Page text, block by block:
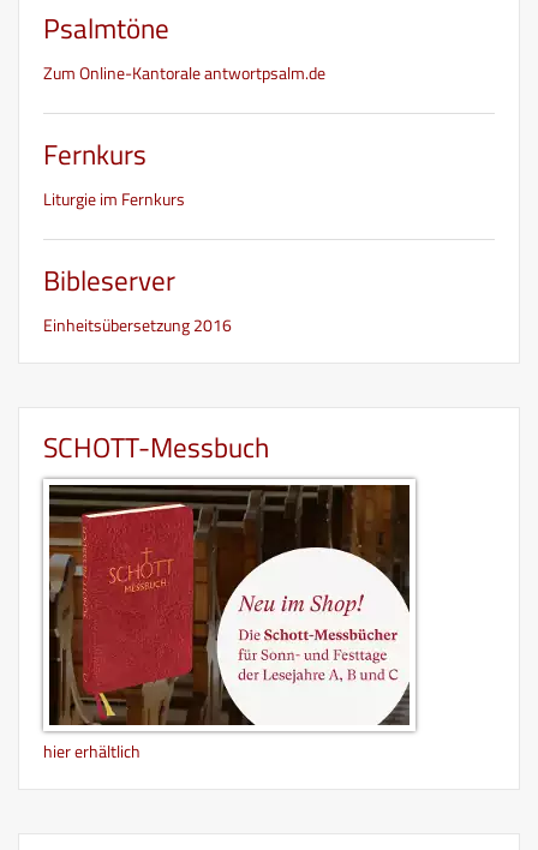
Psalmtöne
Zum Online-Kantorale antwortpsalm.de
Fernkurs
Liturgie im Fernkurs
Bibleserver
Einheitsübersetzung 2016
SCHOTT-Messbuch
hier erhältlich